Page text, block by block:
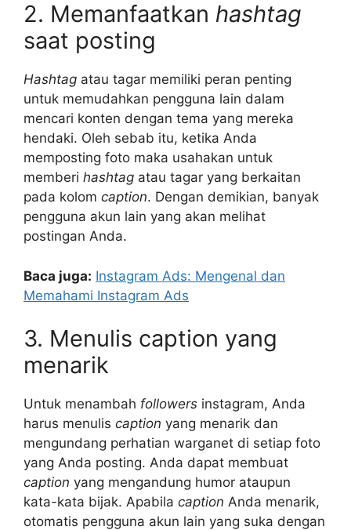
2. Memanfaatkan hashtag
saat posting
Hashtag atau tagar memiliki peran penting
untuk memudahkan pengguna lain dalam
mencari konten dengan tema yang mereka
hendaki. Oleh sebab itu, ketika Anda
memposting foto maka usahakan untuk
memberi hashtag atau tagar yang berkaitan
pada kolom caption. Dengan demikian, banyak
pengguna akun lain yang akan melihat
postingan Anda.
Baca juga: Instagram Ads: Mengenal dan
Memahami Instagram Ads
3. Menulis caption yang
menarik
Untuk menambah followers instagram, Anda
harus menulis caption yang menarik dan
mengundang perhatian warganet di setiap foto
yang Anda posting. Anda dapat membuat
caption yang mengandung humor ataupun
kata-kata bijak. Apabila caption Anda menarik,
otomatis pengguna akun lain yang suka dengan